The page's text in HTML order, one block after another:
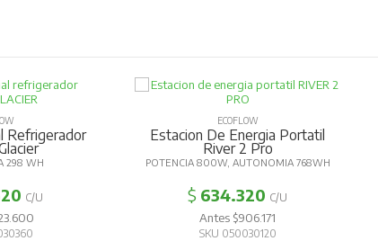
Refrigerador
298 WH
C/U
ECOFLOW
Estacion De Energia Portatil
River 2 Pro
POTENCIA 800W, AUTONOMIA 768WH
$ 634.320 C/U
Antes $906.171
SKU 050030120